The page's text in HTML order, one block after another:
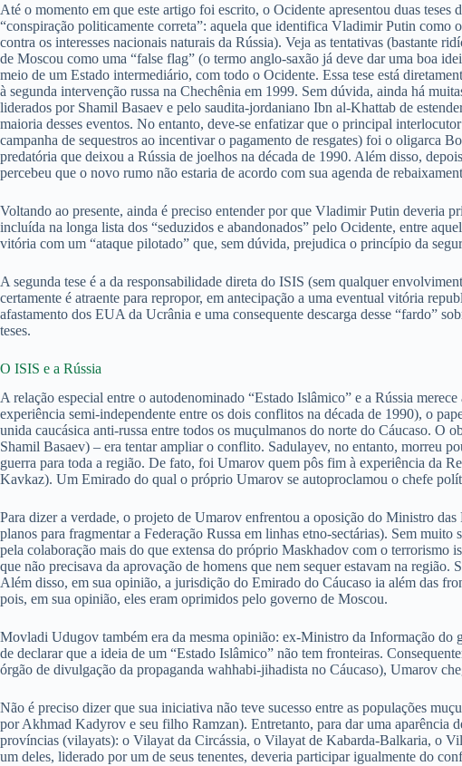
Até o momento em que este artigo foi escrito, o Ocidente apresentou duas
“conspiração politicamente correta”: aquela que identifica Vladimir Putin como
contra os interesses nacionais naturais da Rússia). Veja as tentativas (bastante
de Moscou como uma “false flag” (o termo anglo-saxão já deve dar uma boa
meio de um Estado intermediário, com todo o Ocidente. Essa tese está
à segunda intervenção russa na Chechênia em 1999. Sem dúvida, ainda há
liderados por Shamil Basaev e pelo saudita-jordaniano Ibn al-Khattab de
maioria desses eventos. No entanto, deve-se enfatizar que o principal
campanha de sequestros ao incentivar o pagamento de resgates) foi o oligarca
predatória que deixou a Rússia de joelhos na década de 1990. Além disso,
percebeu que o novo rumo não estaria de acordo com sua agenda de
Voltando ao presente, ainda é preciso entender por que Vladimir Putin deveria
incluída na longa lista dos “seduzidos e abandonados” pelo Ocidente, entre
vitória com um “ataque pilotado” que, sem dúvida, prejudica o princípio da
A segunda tese é a da responsabilidade direta do ISIS (sem qualquer
certamente é atraente para repropor, em antecipação a uma eventual vitória
afastamento dos EUA da Ucrânia e uma consequente descarga desse “fardo”
teses.
O ISIS e a Rússia
A relação especial entre o autodenominado “Estado Islâmico” e a Rússia
experiência semi-independente entre os dois conflitos na década de 1990), o
unida caucásica anti-russa entre todos os muçulmanos do norte do Cáucaso. O
Shamil Basaev) – era tentar ampliar o conflito. Sadulayev, no entanto, morreu
guerra para toda a região. De fato, foi Umarov quem pôs fim à experiência da
Kavkaz). Um Emirado do qual o próprio Umarov se autoproclamou o chefe
Para dizer a verdade, o projeto de Umarov enfrentou a oposição do Ministro
planos para fragmentar a Federação Russa em linhas etno-sectárias). Sem
pela colaboração mais do que extensa do próprio Maskhadov com o
que não precisava da aprovação de homens que nem sequer estavam na
Além disso, em sua opinião, a jurisdição do Emirado do Cáucaso ia além das
pois, em sua opinião, eles eram oprimidos pelo governo de Moscou.
Movladi Udugov também era da mesma opinião: ex-Ministro da Informação do
de declarar que a ideia de um “Estado Islâmico” não tem fronteiras.
órgão de divulgação da propaganda wahhabi-jihadista no Cáucaso), Umarov
Não é preciso dizer que sua iniciativa não teve sucesso entre as populações
por Akhmad Kadyrov e seu filho Ramzan). Entretanto, para dar uma aparência
províncias (vilayats): o Vilayat da Circássia, o Vilayat de Kabarda-Balkaria, o
um deles, liderado por um de seus tenentes, deveria participar igualmente do